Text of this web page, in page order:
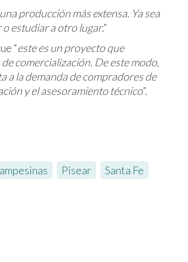
producción más extensa. Ya sea
estudiar a otro lugar.”
“este es un proyecto que
comercialización. De este modo,
a la demanda de compradores de
y el asesoramiento técnico”.
Pisear Santa Fe